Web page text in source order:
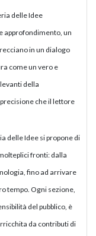
delle Idee
approfondimento, un
in un dialogo
come un vero e
della
che il lettore
delle Idee si propone di
fronti: dalla
fino ad arrivare
tempo. Ogni sezione,
del pubblico, è
da contributi di